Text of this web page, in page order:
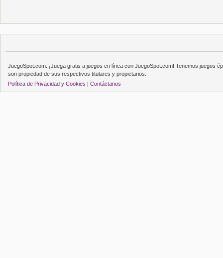
JuegoSpot.com: ¡Juega gratis a juegos en línea con JuegoSpot.com! Tenemos juegos
son propiedad de sus respectivos titulares y propietarios.
Política de Privacidad y Cookies | Contáctanos